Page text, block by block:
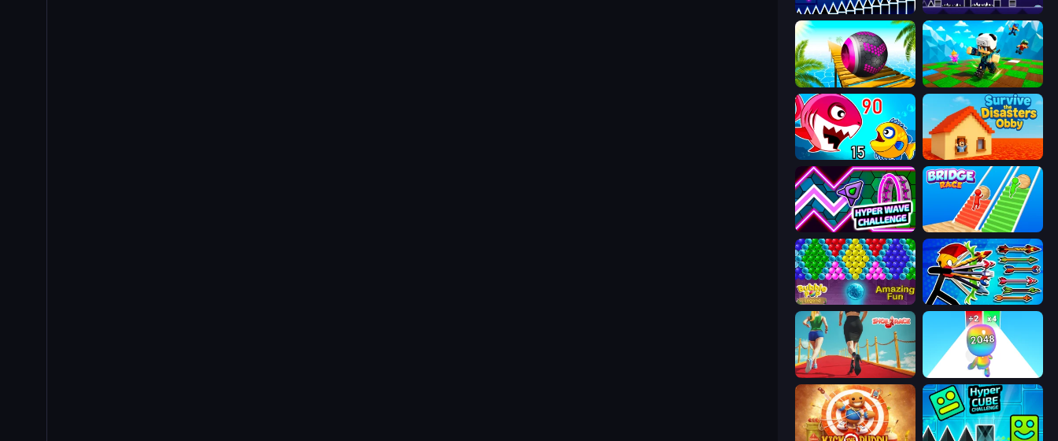
Wave Dash: Geometry Arrow Geometry Game
Rolling Balls Sea Race Robby: Many Games
Fish Eat Getting Big Survive the Disasters: Obby
Hyper Wave Challenge Bridge Race
Bubble Pop Legend Archer Ragdoll Masters
Shoe Race Man Runner 2048